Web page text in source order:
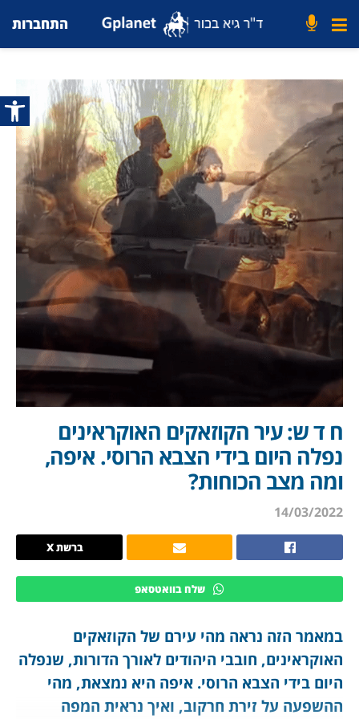
פתח
התחברות
ח ד ש: עיר הקוזאקים האוקראינים
נפלה היום בידי הצבא הרוסי. איפה,
ומה מצב הכוחות?
14/03/2022
ברשת X
שלח בוואטסאפ
במאמר הזה נראה מהי עירם של הקוזאקים
האוקראינים, חובבי היהודים לאורך הדורות, שנפלה
היום בידי הצבא הרוסי. איפה היא נמצאת, מהי
ההשפעה על זירת חרקוב, ואיך נראית המפה